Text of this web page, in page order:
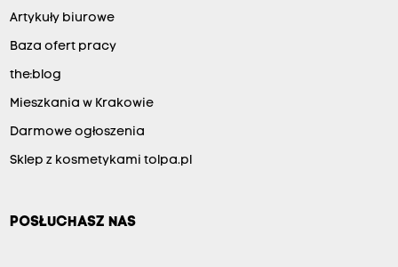
Artykuły biurowe
Baza ofert pracy
the:blog
Mieszkania w Krakowie
Darmowe ogłoszenia
Sklep z kosmetykami tolpa.pl
POSŁUCHASZ NAS